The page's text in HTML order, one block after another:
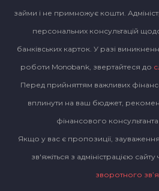
займи і не примножує кошти.
персональних консультацій
банківських карток. У разі
роботи Monobank, звертайтеся до
Перед прийняттям важливих
вплинути на ваш бюджет,
фінансового
Якщо у вас є пропозиції,
зв'яжіться з адміністрацією
зворотного